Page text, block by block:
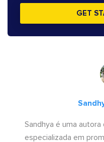
GET
Sandhya é uma autora
especializada em